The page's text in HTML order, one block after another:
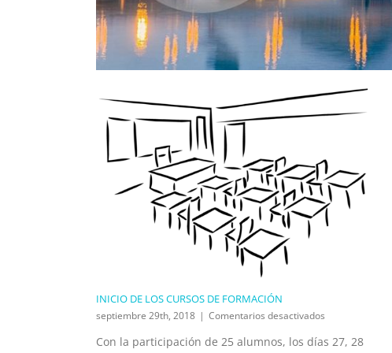
INICIO DE LOS CURSOS DE FORMACIÓN
septiembre 29th, 2018 | Comentarios desactivados
DE
Con la participación de 25 alumnos, los días 27, 28